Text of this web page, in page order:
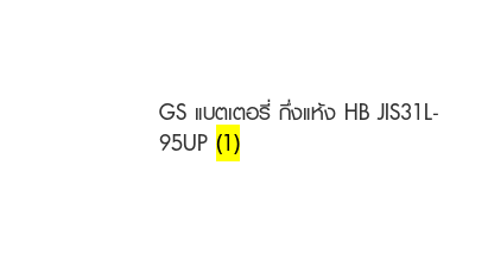
GS แบตเตอรี่ กึ่งแห้ง HB JIS31L-
95UP(1)